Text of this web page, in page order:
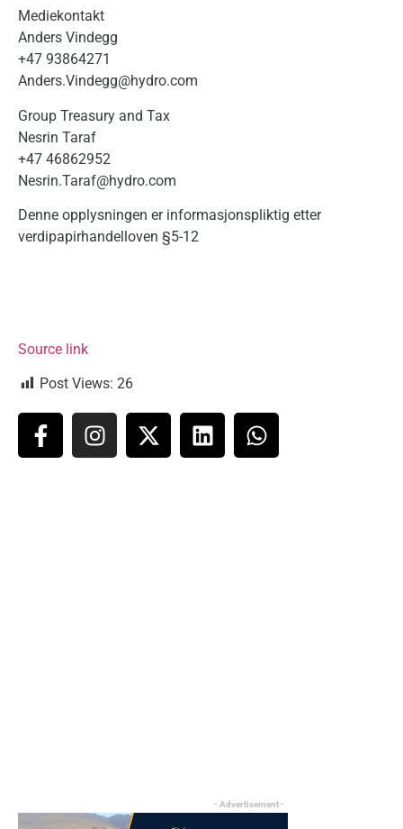
Mediekontakt
Anders Vindegg
+47 93864271
Anders.Vindegg@hydro.com
Group Treasury and Tax
Nesrin Taraf
+47 46862952
Nesrin.Taraf@hydro.com
Denne opplysningen er informasjonspliktig etter
verdipapirhandelloven §5-12
Source link
Post Views: 26
- Advertisement -